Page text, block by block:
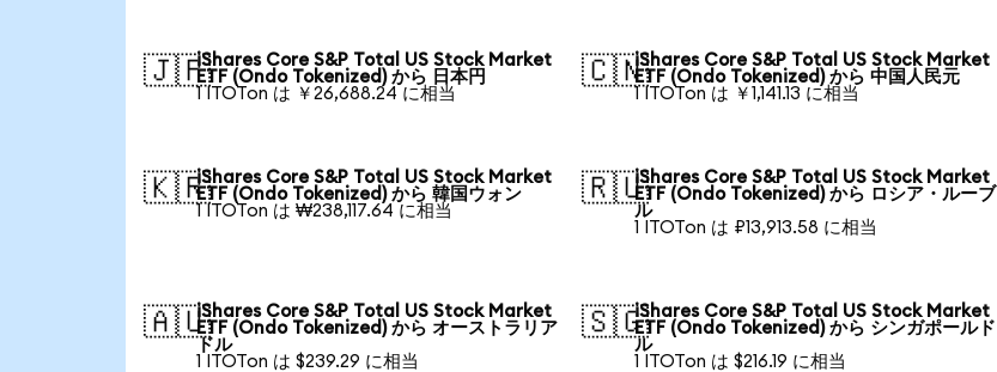
🇯🇵iShares Core S&P Total US Stock Market
ETF (Ondo Tokenized) から 日本円
1 ITOTon は ￥26,688.24 に相当
🇨🇳iShares Core S&P Total US Stock Market
ETF (Ondo Tokenized) から 中国人民元
1 ITOTon は ￥1,141.13 に相当
🇰🇷iShares Core S&P Total US Stock Market
ETF (Ondo Tokenized) から 韓国ウォン
1 ITOTon は ₩238,117.64 に相当
🇷🇺iShares Core S&P Total US Stock Market
ETF (Ondo Tokenized) から ロシア・ルーブ
ル
1 ITOTon は ₽13,913.58 に相当
🇦🇺iShares Core S&P Total US Stock Market
ETF (Ondo Tokenized) から オーストラリア
ドル
1 ITOTon は $239.29 に相当
🇸🇬iShares Core S&P Total US Stock Market
ETF (Ondo Tokenized) から シンガポールド
ル
1 ITOTon は $216.19 に相当